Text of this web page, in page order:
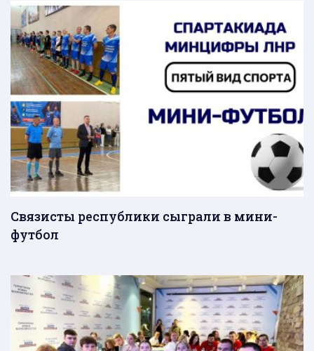
Связисты республики сыграли в мини-
футбол